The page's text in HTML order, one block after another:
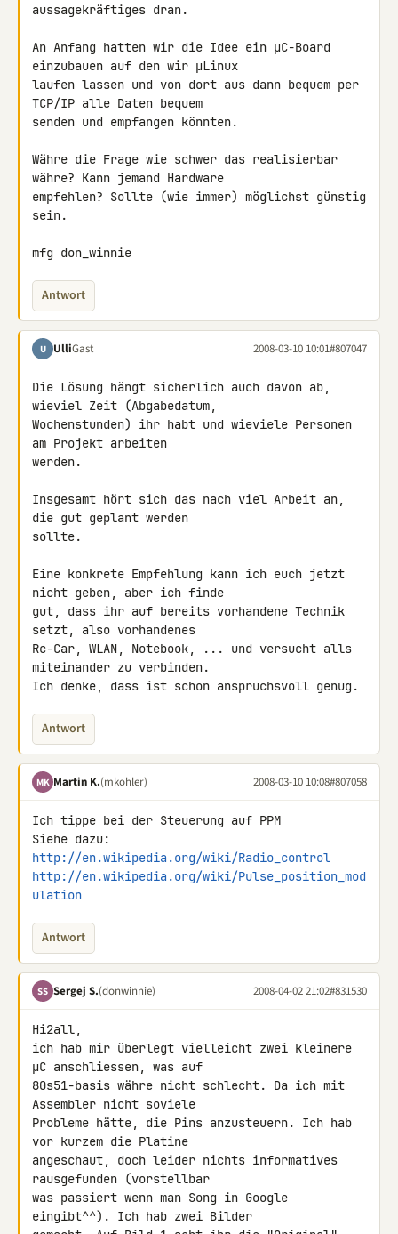
aussagekräftiges dran.
An Anfang hatten wir die Idee ein µC-Board
einzubauen auf den wir µLinux
laufen lassen und von dort aus dann bequem per
TCP/IP alle Daten bequem
senden und empfangen könnten.
Währe die Frage wie schwer das realisierbar
währe? Kann jemand Hardware
empfehlen? Sollte (wie immer) möglichst günstig
sein.
mfg don_winnie
Antwort
U UlliGast 2008-03-10 10:01#807047
Die Lösung hängt sicherlich auch davon ab,
wieviel Zeit (Abgabedatum,
Wochenstunden) ihr habt und wieviele Personen
am Projekt arbeiten
werden.
Insgesamt hört sich das nach viel Arbeit an,
die gut geplant werden
sollte.
Eine konkrete Empfehlung kann ich euch jetzt
nicht geben, aber ich finde
gut, dass ihr auf bereits vorhandene Technik
setzt, also vorhandenes
Rc-Car, WLAN, Notebook, ... und versucht alls
miteinander zu verbinden.
Ich denke, dass ist schon anspruchsvoll genug.
Antwort
MK Martin K.(mkohler) 2008-03-10 10:08#807058
Ich tippe bei der Steuerung auf PPM
http://en.wikipedia.org/wiki/Radio_control
http://en.wikipedia.org/wiki/Pulse_position_mod
ulation
Antwort
SS Sergej S.(donwinnie) 2008-04-02 21:02#831530
Hi2all,
ich hab mir überlegt vielleicht zwei kleinere
µC anschliessen, was auf
80s51-basis währe nicht schlecht. Da ich mit
Assembler nicht soviele
Probleme hätte, die Pins anzusteuern. Ich hab
vor kurzem die Platine
angeschaut, doch leider nichts informatives
rausgefunden (vorstellbar
was passiert wenn man Song in Google
eingibt^^). Ich hab zwei Bilder